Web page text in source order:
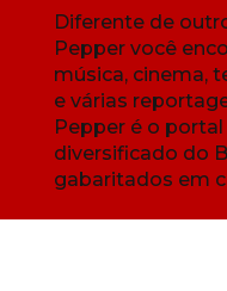
Diferente de
Pepper você
música, cinema,
e várias
Pepper é o
diversificado do
gabaritados em